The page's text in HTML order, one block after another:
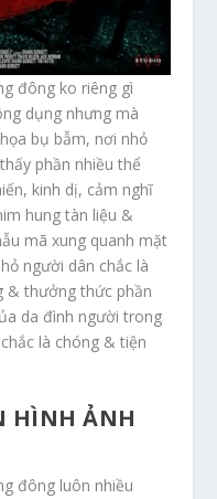
đông ko riêng gì
dụng nhưng mà
bụ bẫm, nơi nhỏ
phần nhiều thể
kinh dị, cảm nghĩ
hung tàn liệu &
mã xung quanh mặt
người dân chắc là
& thưởng thức phần
da đình người trong
là chóng & tiện
HÌNH ẢNH
đông luôn nhiều